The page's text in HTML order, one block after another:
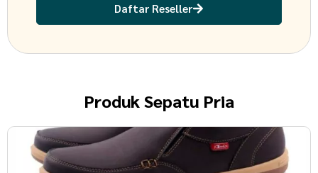
Daftar Reseller
ProdukSepatu Pria